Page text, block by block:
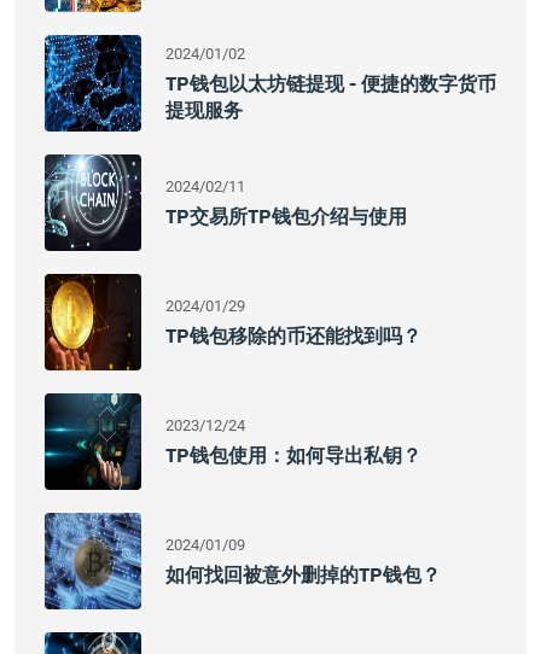
2024/01/02
TP钱包以太坊链提现 - 便捷的数字货币
提现服务
2024/02/11
TP交易所TP钱包介绍与使用
2024/01/29
TP钱包移除的币还能找到吗？
2023/12/24
TP钱包使用：如何导出私钥？
2024/01/09
如何找回被意外删掉的TP钱包？